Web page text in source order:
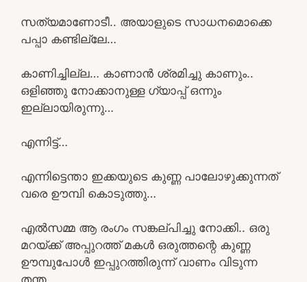
സത്യമാണോടീ.. അയാളുടെ സാധനമൊക്കെ
പപ്പാ കണ്ടില്ലേ…
കാണിച്ചില്ല… കാണാൻ ശ്രമിച്ചു കാണും..
ഒളിഞ്ഞു നോക്കാനുള്ള ഗ്യാപ്പ് ഒന്നും
ഇല്ലായിരുന്നു…
എന്നിട്ട്…
എന്നിട്ടെന്താ ഇക്കയുടെ കുണ്ണ പാലോഴുക്കുന്നത്
വരെ ഊമ്പി കൊടുത്തു…
എൽസമ്മ ആ രംഗം സങ്കല്പിച്ചു നോക്കി.. ഒരു
മറയ്ക്ക് അപ്പുറത്ത് മകൾ ഒരുത്തന്റെ കുണ്ണ
ഊമ്പുപോൾ ഇപ്പുറത്തിരുന്ന് വാണം വിടുന്ന
തന്ത…